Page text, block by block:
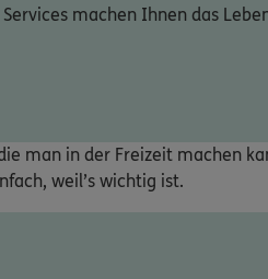
machen Ihnen das
man in der Freizeit machen
weil’s wichtig ist.